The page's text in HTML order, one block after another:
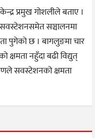
प्रमुख गोशलीले बताए ।
सवस्टेशनसमेत सञ्चालनमा
पुगेको छ । बागलुङमा चार
क्षमता नहुँदा बढी विद्युत्
सवस्टेशनको क्षमता